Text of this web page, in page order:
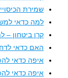
שמירת הכיסויים
למה כדאי למשוך
קרן ביטחון – למה
האם כדאי לדחות
איפה כדאי
איפה כדאי